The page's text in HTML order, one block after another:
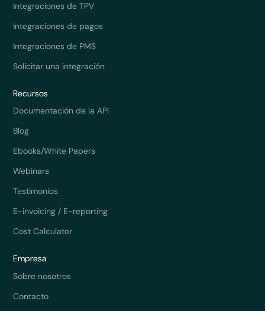
Integraciones de TPV
Integraciones de pagos
Integraciones de PMS
Solicitar una integración
Recursos
Documentación de la API
Blog
Ebooks/White Papers
Webinars
Testimonios
E-invoicing / E-reporting
Cost Calculator
Empresa
Sobre nosotros
Contacto